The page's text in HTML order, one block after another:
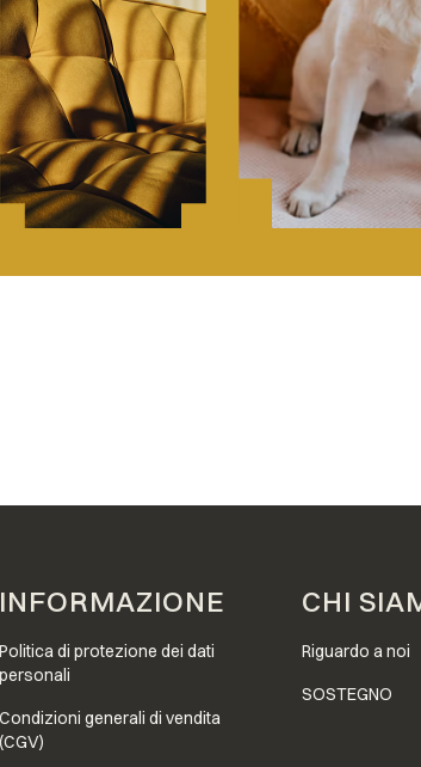
INFORMAZIONE
Politica di protezione dei dati
personali
Condizioni generali di vendita
(CGV)
CHI
Riguardo a noi
SOSTEGNO